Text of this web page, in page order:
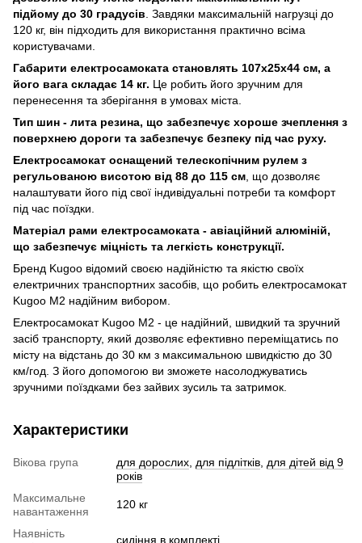
підйому до 30 градусів . Завдяки максимальній нагрузці до
120 кг, він підходить для використання практично всіма
користувачами.
Габарити електросамоката становлять 107х25х44 см, а
його вага складає 14 кг. Це робить його зручним для
перенесення та зберігання в умовах міста.
Тип шин - лита резина, що забезпечує хороше зчеплення з
поверхнею дороги та забезпечує безпеку під час руху.
Електросамокат оснащений телескопічним рулем з
регульованою висотою від 88 до 115 см , що дозволяє
налаштувати його під свої індивідуальні потреби та комфорт
під час поїздки.
Матеріал рами електросамоката - авіаційний алюміній,
що забезпечує міцність та легкість конструкції.
Бренд Kugoo відомий своєю надійністю та якістю своїх
електричних транспортних засобів, що робить електросамокат
Kugoo M2 надійним вибором.
Електросамокат Kugoo M2 - це надійний, швидкий та зручний
засіб транспорту, який дозволяє ефективно переміщатись по
місту на відстань до 30 км з максимальною швидкістю до 30
км/год. З його допомогою ви зможете насолоджуватись
зручними поїздками без зайвих зусиль та затримок.
Характеристики
Вікова група для дорослих для підлітків для дітей від 9
років
Максимальне
навантаження
120 кг
Наявність
сидіння в комплекті